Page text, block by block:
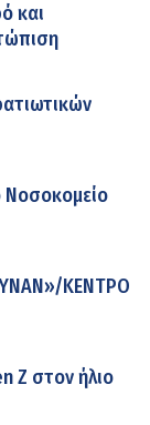
και
Νοσοκομείο
ΚΕΝΤΡΟ
Z στον ήλιο